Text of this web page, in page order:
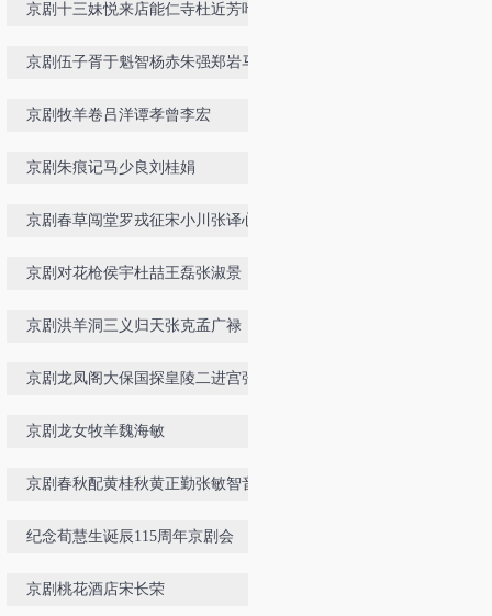
京剧十三妹悦来店能仁寺杜近芳叶盛
京剧伍子胥于魁智杨赤朱强郑岩马帅
京剧牧羊卷吕洋谭孝曾李宏
京剧朱痕记马少良刘桂娟
京剧春草闯堂罗戎征宋小川张译心
京剧对花枪侯宇杜喆王磊张淑景
京剧洪羊洞三义归天张克孟广禄
京剧龙凤阁大保国探皇陵二进宫张慧
京剧龙女牧羊魏海敏
京剧春秋配黄桂秋黄正勤张敏智音配
纪念荀慧生诞辰115周年京剧会
京剧桃花酒店宋长荣